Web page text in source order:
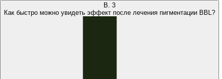
В. 3
Как быстро можно увидеть эффект после лечения пигментации BBL?